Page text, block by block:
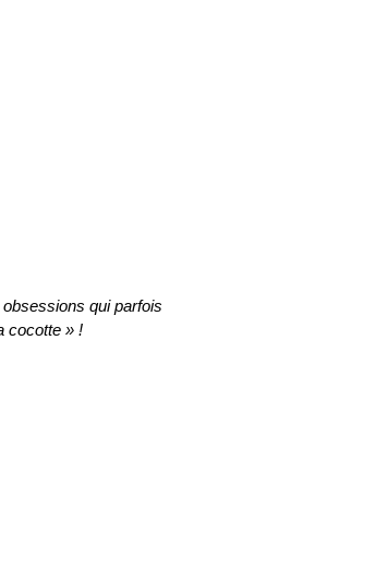
qui parfois
cocotte » !